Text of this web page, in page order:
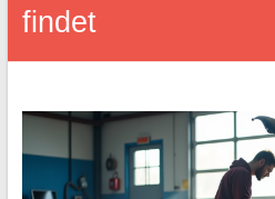
findet